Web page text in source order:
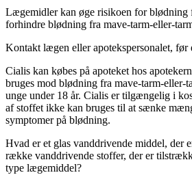
Lægemidler kan øge risikoen for blødning
forhindre blødning fra mave-tarm-eller-
Kontakt lægen eller apotekspersonalet, før
Cialis kan købes på apoteket hos
bruges mod blødning fra mave-tarm-eller-
unge under 18 år. Cialis er tilgængelig i
af ​​stoffet ikke kan bruges til at sænke
symptomer på blødning.
Hvad er et glas vanddrivende middel, der
række vanddrivende stoffer, der er
type lægemiddel?